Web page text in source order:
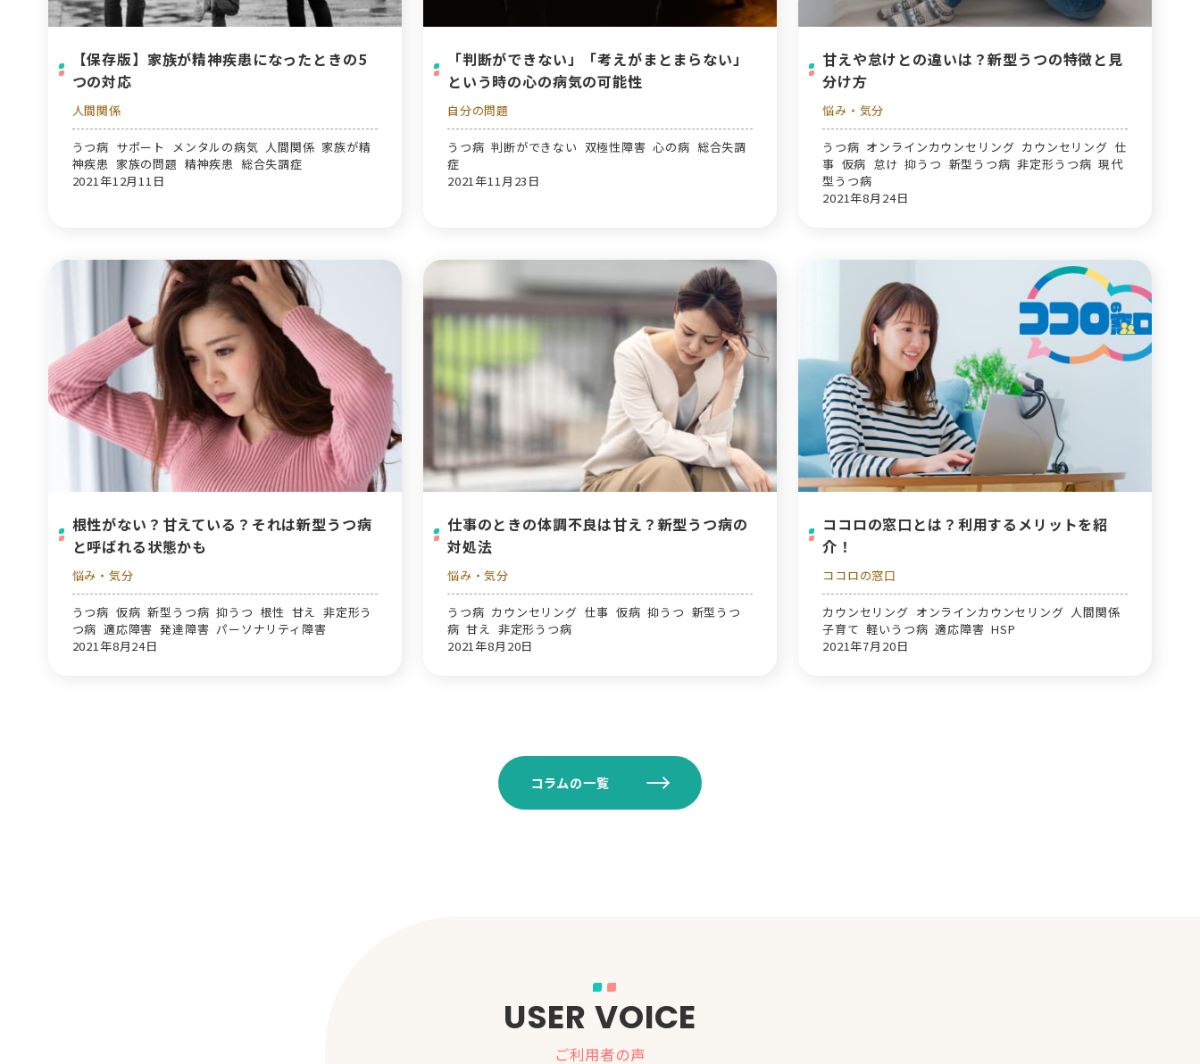
【保存版】家族が精神疾患になったときの5
つの対応
人間関係
うつ病 サポート メンタルの病気 人間関係 家族が精
神疾患 家族の問題 精神疾患 総合失調症
2021年12月11日
「判断ができない」「考えがまとまらない」
という時の心の病気の可能性
自分の問題
うつ病 判断ができない 双極性障害 心の病 総合失調
症
2021年11月23日
甘えや怠けとの違いは？新型うつの特徴と見
分け方
悩み・気分
うつ病 オンラインカウンセリング カウンセリング 仕
事 仮病 怠け 抑うつ 新型うつ病 非定形うつ病 現代
型うつ病
2021年8月24日
根性がない？甘えている？それは新型うつ病
と呼ばれる状態かも
悩み・気分
うつ病 仮病 新型うつ病 抑うつ 根性 甘え 非定形う
つ病 適応障害 発達障害 パーソナリティ障害
2021年8月24日
仕事のときの体調不良は甘え？新型うつ病の
対処法
悩み・気分
うつ病 カウンセリング 仕事 仮病 抑うつ 新型うつ
病 甘え 非定形うつ病
2021年8月20日
ココロの窓口とは？利用するメリットを紹
介！
ココロの窓口
カウンセリング オンラインカウンセリング 人間関係
子育て 軽いうつ病 適応障害 HSP
2021年7月20日
コラムの一覧
USER VOICE
ご利用者の声